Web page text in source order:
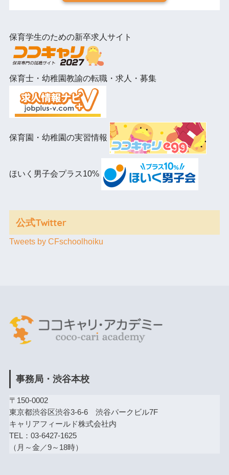
保育学生のための新卒求人サイト
保育士・幼稚園教諭の転職・求人・募集
保育園・幼稚園の実習情報
ほいく男子会プラス10%
公式Twitter
Tweets by CFschoolhoiku
事務局・渋谷本校
〒150-0002
東京都渋谷区渋谷3-6-6 渋谷パークビル7F
キャリアフィールド株式会社内
TEL：03-6427-1625
（月～金／9～18時）